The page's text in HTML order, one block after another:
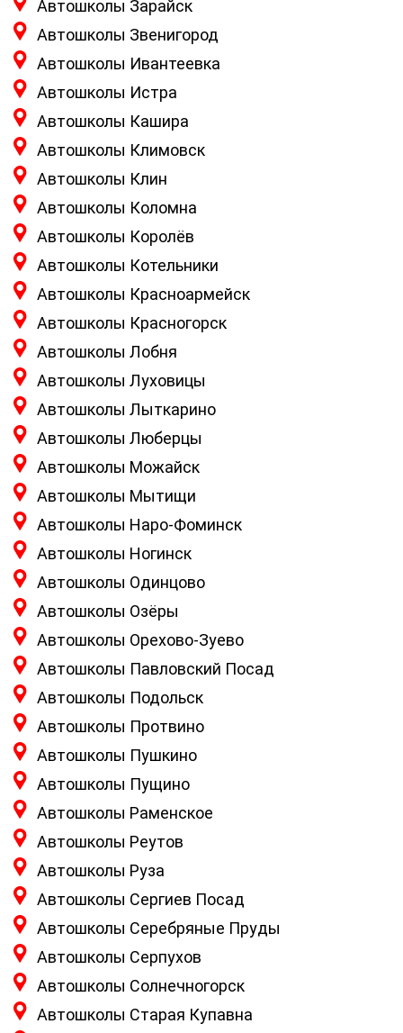
Автошколы Зарайск
Автошколы Звенигород
Автошколы Ивантеевка
Автошколы Истра
Автошколы Кашира
Автошколы Климовск
Автошколы Клин
Автошколы Коломна
Автошколы Королёв
Автошколы Котельники
Автошколы Красноармейск
Автошколы Красногорск
Автошколы Лобня
Автошколы Луховицы
Автошколы Лыткарино
Автошколы Люберцы
Автошколы Можайск
Автошколы Мытищи
Автошколы Наро-Фоминск
Автошколы Ногинск
Автошколы Одинцово
Автошколы Озёры
Автошколы Орехово-Зуево
Автошколы Павловский Посад
Автошколы Подольск
Автошколы Протвино
Автошколы Пушкино
Автошколы Пущино
Автошколы Раменское
Автошколы Реутов
Автошколы Руза
Автошколы Сергиев Посад
Автошколы Серебряные Пруды
Автошколы Серпухов
Автошколы Солнечногорск
Автошколы Старая Купавна